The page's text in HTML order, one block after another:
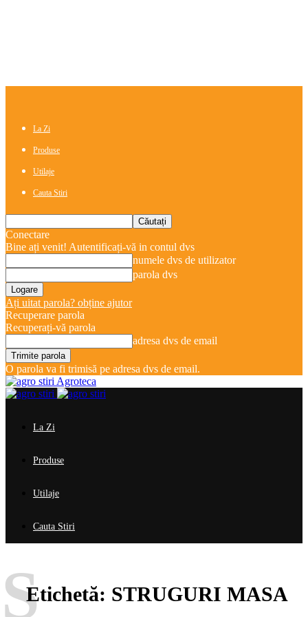
La Zi
Produse
Utilaje
Cauta Stiri
Conectare
Bine ați venit! Autentificați-vă in contul dvs
numele dvs de utilizator
parola dvs
Ați uitat parola? obține ajutor
Recuperare parola
Recuperați-vă parola
adresa dvs de email
O parola va fi trimisă pe adresa dvs de email.
Agroteca
La Zi
Produse
Utilaje
Cauta Stiri
Etichetă: STRUGURI MASA
S